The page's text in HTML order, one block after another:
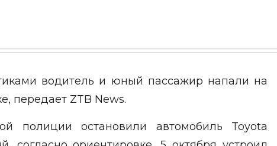
водитель и юный пассажир напали на
передает ZTB News.
полицииостановили
автомобиль Toyota